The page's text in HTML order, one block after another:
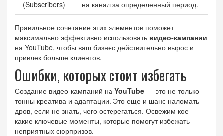
(Subscribers)
на канал за определенный период.
Правильное сочетание этих элементов поможет
максимально эффективно использовать видео-кампании
на YouTube, чтобы ваш бизнес действительно вырос и
привлек больше клиентов.
Ошибки, которых стоит избегать
Создание видео-кампаний на YouTube — это не только
тонны креатива и адаптации. Это еще и шанс наломать
дров, если не знать, чего остерегаться. Освежим кое-
какие ключевые моменты, которые помогут избежать
неприятных сюрпризов.